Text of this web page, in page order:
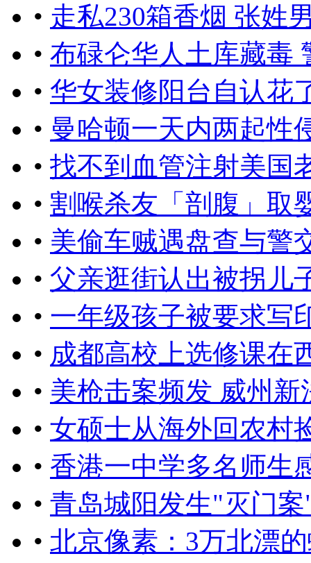
• 走私230箱香烟 张姓
• 布碌仑华人土库藏毒
• 华女装修阳台自认花
• 曼哈顿一天内两起
• 找不到血管注射美国
• 割喉杀友「剖腹」取
• 美偷车贼遇盘查与警
• 父亲逛街认出被拐儿
• 一年级孩子被要求写
• 成都高校上选修课在
• 美枪击案频发 威州
• 女硕士从海外回农村
• 香港一中学多名师生
• 青岛城阳发生"灭门
• 北京像素：3万北漂